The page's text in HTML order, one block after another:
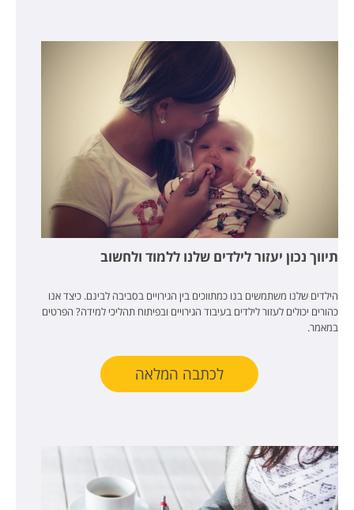
תיווך נכון יעזור לילדים שלנו ללמוד ולחשוב
הילדים שלנו משתמשים בנו כמתווכים בין הגירויים בסביבה לבינם. כיצד אנו
כהורים יכולים לעזור לילדים בעיבוד הגירויים ובפיתוח תהליכי למידה? הפרטים
במאמר.
לכתבה המלאה